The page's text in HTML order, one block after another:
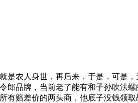
人身世，再后来，于是，可是，
郎品牌，当前老了能有和子孙吹法
有赔差价的两头商，他底子没钱